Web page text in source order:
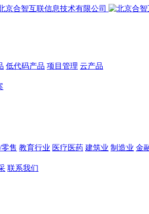
低代码产品 项目管理 云产品
售 教育行业 医疗医药 建筑业 制造业 金
联系我们